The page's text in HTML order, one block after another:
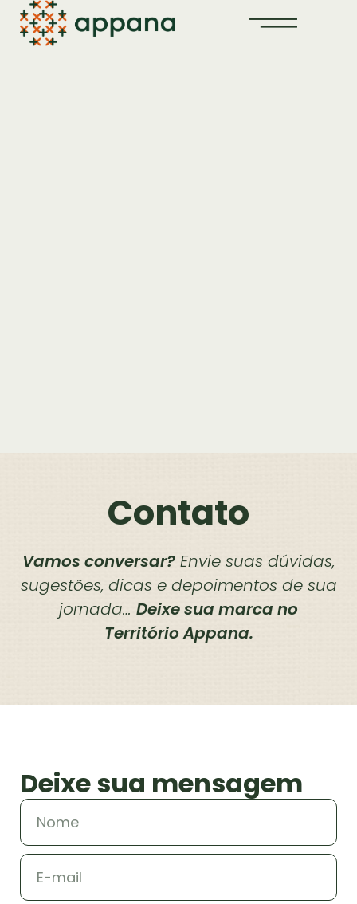
Contato
Vamos conversar? Envie suas dúvidas,
sugestões, dicas e depoimentos de sua
jornada… Deixe sua marca no
Território Appana.
Deixe sua mensagem